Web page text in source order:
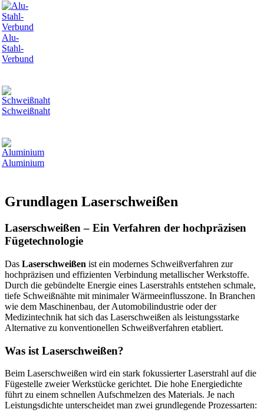
Alu-
Stahl-
Verbund
Schweißnaht
Aluminium
Grundlagen Laserschweißen
Laserschweißen – Ein Verfahren der hochpräzisen
Fügetechnologie
Das Laserschweißen ist ein modernes Schweißverfahren zur
hochpräzisen und effizienten Verbindung metallischer Werkstoffe.
Durch die gebündelte Energie eines Laserstrahls entstehen schmale,
tiefe Schweißnähte mit minimaler Wärmeeinflusszone. In Branchen
wie dem Maschinenbau, der Automobilindustrie oder der
Medizintechnik hat sich das Laserschweißen als leistungsstarke
Alternative zu konventionellen Schweißverfahren etabliert.
Was ist Laserschweißen?
Beim Laserschweißen wird ein stark fokussierter Laserstrahl auf die
Fügestelle zweier Werkstücke gerichtet. Die hohe Energiedichte
führt zu einem schnellen Aufschmelzen des Materials. Je nach
Leistungsdichte unterscheidet man zwei grundlegende Prozessarten: